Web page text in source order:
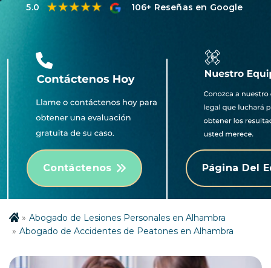
5.0 106+ Reseñas en Google
Contáctenos Página Del
Abogado de Lesiones Personales en Alhambra
Abogado de Accidentes de Peatones en Alhambra